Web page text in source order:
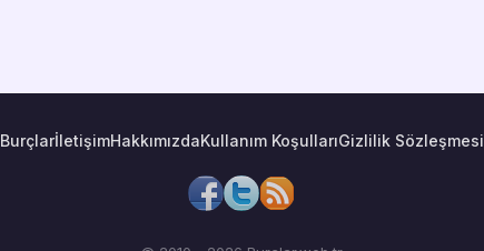
BurçlarİletişimHakkımızdaKullanım KoşullarıGizlilik Sözleşmesi